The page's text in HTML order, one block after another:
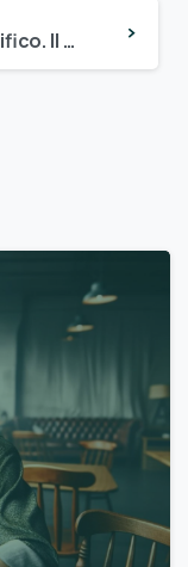
Olio di canapa antidolorifico. Il CBD per il dolore cronico